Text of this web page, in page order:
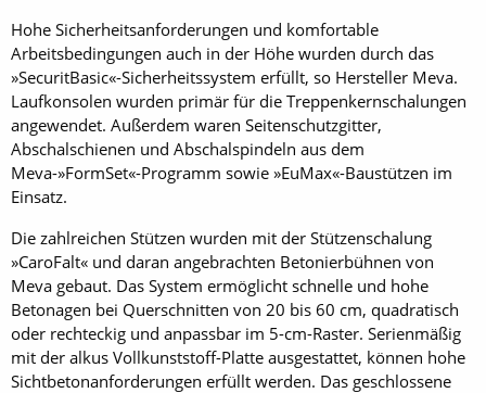
Hohe Sicherheitsanforderungen und komfortable
Arbeitsbedingungen auch in der Höhe wurden durch das
»SecuritBasic«-Sicherheitssystem erfüllt, so Hersteller Meva.
Laufkonsolen wurden primär für die Treppenkernschalungen
angewendet. Außerdem waren Seitenschutzgitter,
Abschalschienen und Abschalspindeln aus dem
Meva-»FormSet«-Programm sowie »EuMax«-Baustützen im
Einsatz.
Die zahlreichen Stützen wurden mit der ­Stützenschalung
»CaroFalt« und daran angebrachten Betonierbühnen von
Meva gebaut. Das System ermöglicht schnelle und hohe
Betonagen bei Querschnitten von 20 bis 60 cm, quadratisch
oder rechteckig und anpassbar im 5-cm-Raster. Serienmäßig
mit der alkus Vollkunststoff-Platte ausgestattet, können hohe
Sichtbetonanforderungen erfüllt werden. Das geschlossene